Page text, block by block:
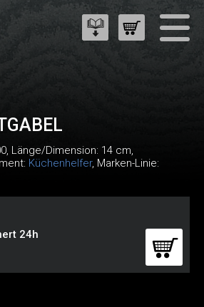
, Länge/Dimension: 14 cm,
Küchenhelfer, Marken-Linie:
24h